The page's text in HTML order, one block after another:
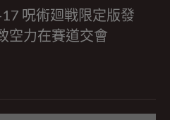
呪術廻戦限定版發
空力在賽道交會